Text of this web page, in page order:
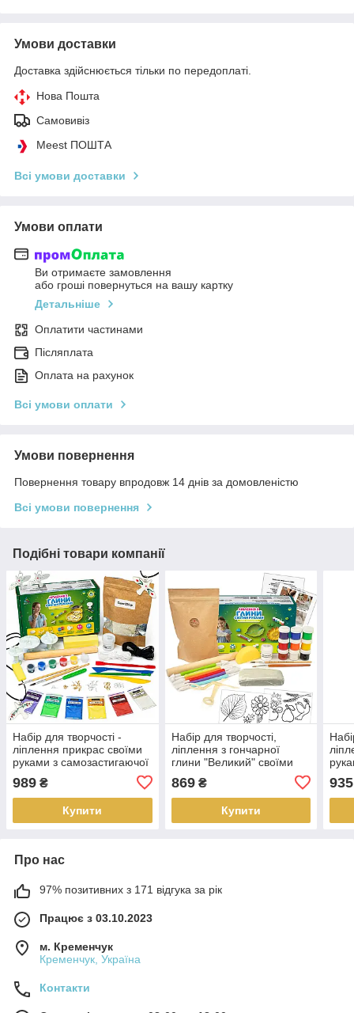
Умови доставки
Доставка здійснюється тільки по передоплаті.
Нова Пошта
Самовивіз
Meest ПОШТА
Всі умови доставки
Умови оплати
Ви отримаєте замовлення
або гроші повернуться на вашу картку
Детальніше
Оплатити частинами
Післяплата
Оплата на рахунок
Всі умови оплати
Умови повернення
Повернення товару впродовж 14 днів за домовленістю
Всі умови повернення
Подібні товари компанії
Набір для творчості -
ліплення прикрас своїми
руками з самозастигаючої
дітей і дорослих Птахи
989 ₴
Купити
Набір для творчості,
ліплення з гончарної
глини "Великий" своїми
дорослих і дітей
869₴
Купити
935
Про нас
97% позитивних з 171 відгука за рік
Працює з 03.10.2023
м. Кременчук
Кременчук, Україна
Контакти